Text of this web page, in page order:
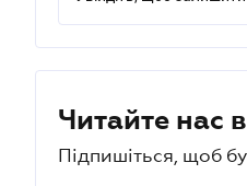
Читайте нас
Підпишіться, щоб